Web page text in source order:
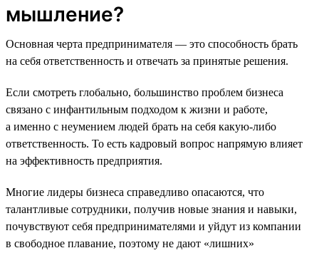
мышление?
Основная черта предпринимателя — это способность брать
на себя ответственность и отвечать за принятые решения.
Если смотреть глобально, большинство проблем бизнеса
связано с инфантильным подходом к жизни и работе,
а именно с неумением людей брать на себя какую-либо
ответственность. То есть кадровый вопрос напрямую влияет
на эффективность предприятия.
Многие лидеры бизнеса справедливо опасаются, что
талантливые сотрудники, получив новые знания и навыки,
почувствуют себя предпринимателями и уйдут из компании
в свободное плавание, поэтому не дают «лишних»